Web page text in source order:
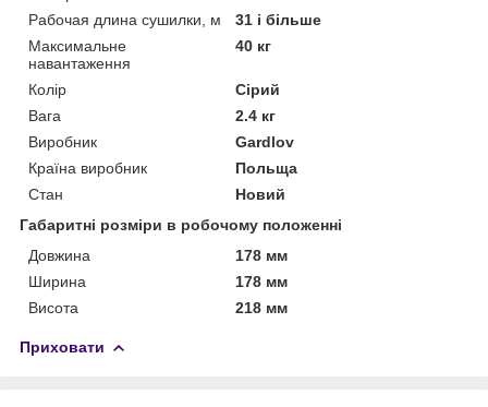
Рабочая длина сушилки, м
31 і більше
Максимальне
навантаження
40 кг
Колір
Сірий
Вага
2.4 кг
Виробник
Gardlov
Країна виробник
Польща
Стан
Новий
Габаритні розміри в робочому положенні
Довжина
178 мм
Ширина
178 мм
Висота
218 мм
Приховати